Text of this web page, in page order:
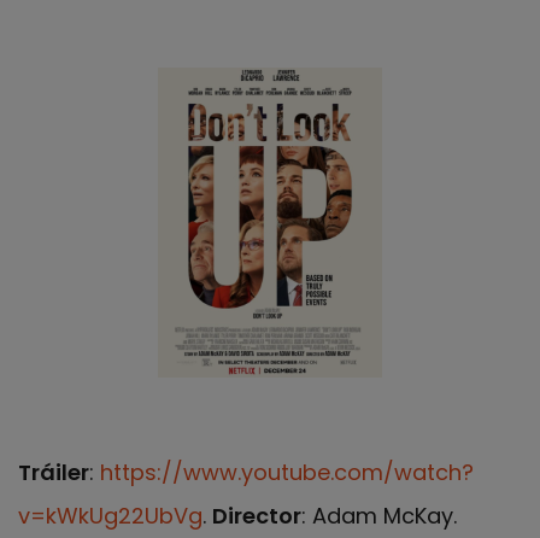
Tráiler: https://www.youtube.com/watch?
v=kWkUg22UbVg. Director: Adam McKay.